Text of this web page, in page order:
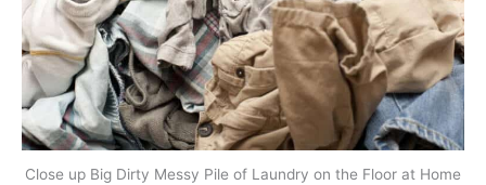
Close up Big Dirty Messy Pile of Laundry on the Floor at Home